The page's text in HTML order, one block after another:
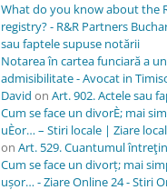
What do you know about the
registry? - R&R Partners
sau faptele supuse notării
Notarea în cartea funciară a
admisibilitate - Avocat in
David on Art. 902. Actele sau
Cum se face un divorÈ; mai
uÈor… – Stiri locale | Ziare
on Art. 529. Cuantumul
Cum se face un divorț; mai
ușor… - Ziare Online 24 - Stiri